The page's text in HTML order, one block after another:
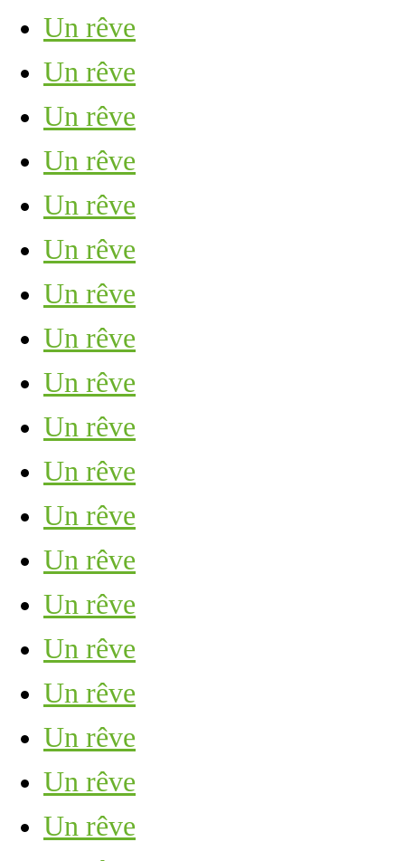
Un rêve
Un rêve
Un rêve
Un rêve
Un rêve
Un rêve
Un rêve
Un rêve
Un rêve
Un rêve
Un rêve
Un rêve
Un rêve
Un rêve
Un rêve
Un rêve
Un rêve
Un rêve
Un rêve